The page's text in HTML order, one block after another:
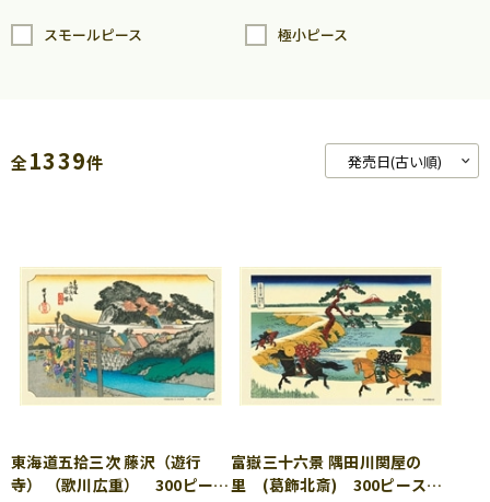
スモールピース 極小ピース
全1339件
東海道五拾三次 藤沢（遊行
寺） （歌川広重） 300ピー
富嶽三十六景 隅田川関屋の
里 (葛飾北斎) 300ピース